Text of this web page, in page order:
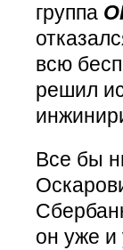
группа
всю
решил
Все бы
он уже и